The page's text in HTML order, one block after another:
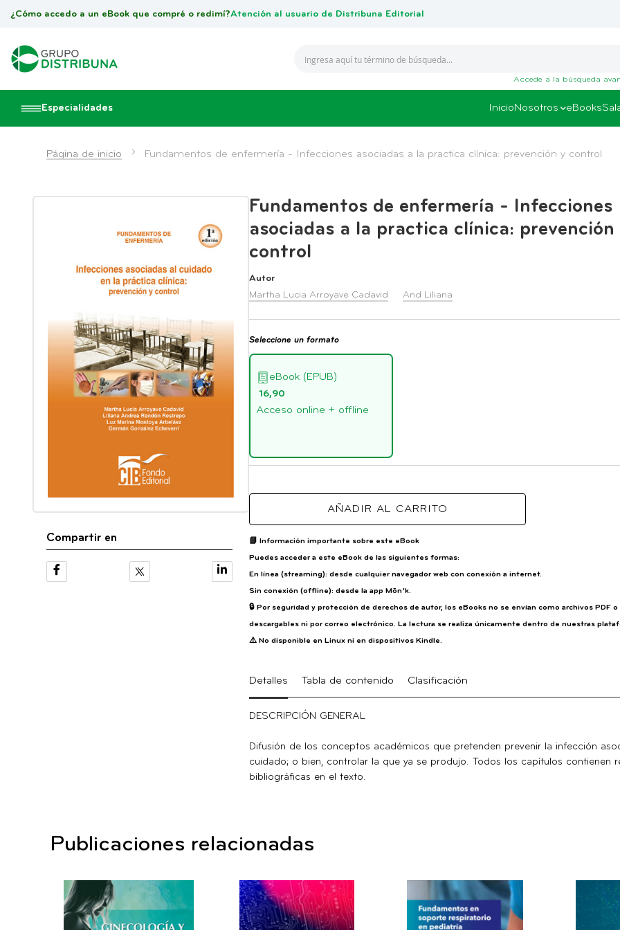
¿Cómo accedo a un eBook que compré o redimí?Atención al usuario de Distribuna Editorial
Accede a la búsqueda
Especialidades InicioNosotros eBooks
Página de inicio Fundamentos de enfermería - Infecciones asociadas a la practica clínica: prevención y control
Compartir en
Fundamentos de enfermería - Infecciones
asociadas a la practica clínica: prevención
control
Autor
Martha Lucia Arroyave Cadavid
And Liliana
Seleccione un formato
eBook (EPUB)
16,90
Acceso online + offline
AÑADIR AL CARRITO
📘 Información importante sobre este eBook
Puedes acceder a este eBook de las siguientes formas:
En línea (streaming): desde cualquier navegador web con conexión a internet.
Sin conexión (offline): desde la app Mōn’k.
🔒 Por seguridad y protección de derechos de autor, los eBooks no se envían como archivos PDF o
descargables ni por correo electrónico. La lectura se realiza únicamente dentro de nuestras
⚠️ No disponible en Linux ni en dispositivos Kindle.
Detalles Tabla de contenido Clasificación
DESCRIPCIÓN GENERAL
Difusión de los conceptos académicos que pretenden prevenir la infección
cuidado; o bien, controlar la que ya se produjo. Todos los capítulos contienen
bibliográficas en el texto.
Publicaciones relacionadas